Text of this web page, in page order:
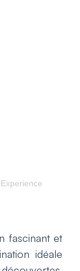
fascinant et
idéale